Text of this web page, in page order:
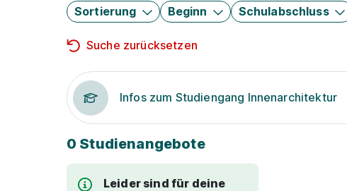
Sortierung Beginn Schulabschluss
Suche zurücksetzen
Infos zum Studiengang Innenarchitektur
0 Studienangebote
Leider sind für deine